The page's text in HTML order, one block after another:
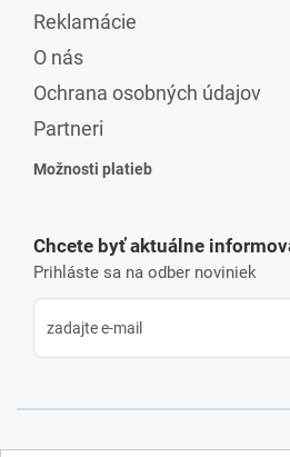
Reklamácie
O nás
Ochrana osobných údajov
Partneri
Možnosti platieb
Chcete byť aktuálne
Prihláste sa na odber noviniek